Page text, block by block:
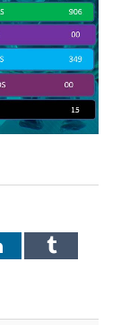
LinkedInTumblr